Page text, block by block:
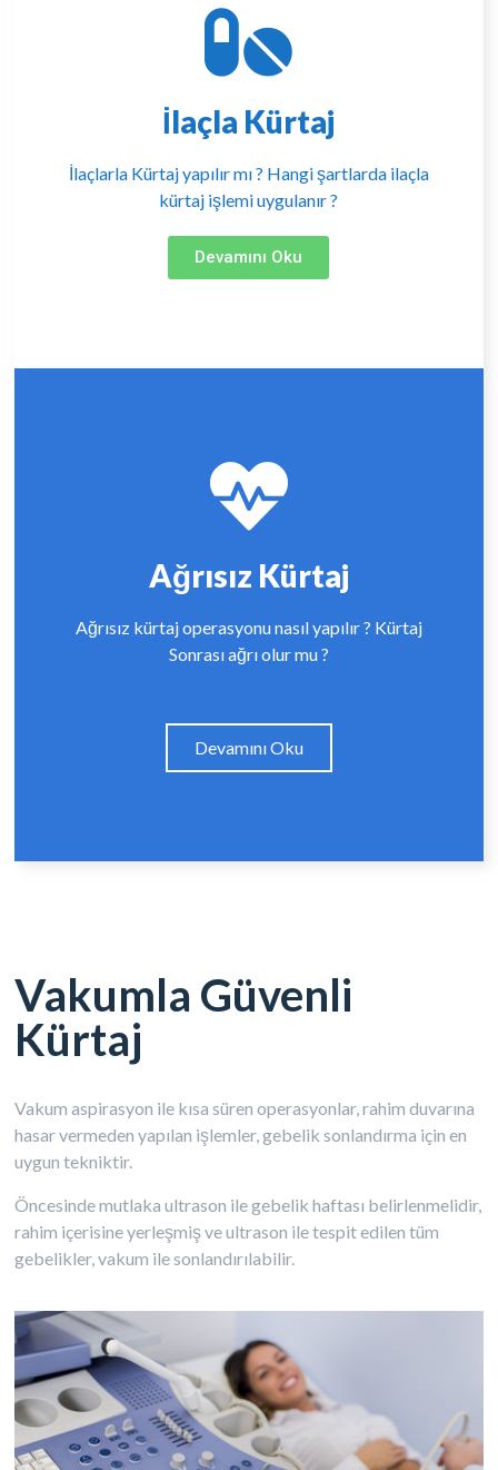
İlaçla Kürtaj
İlaçlarla Kürtaj yapılır mı ? Hangi şartlarda ilaçla
kürtaj işlemi uygulanır ?
Devamını Oku
Ağrısız Kürtaj
Ağrısız kürtaj operasyonu nasıl yapılır ? Kürtaj
Sonrası ağrı olur mu ?
Devamını Oku
Vakumla Güvenli
Kürtaj
Vakum aspirasyon ile kısa süren operasyonlar, rahim duvarına
hasar vermeden yapılan işlemler, gebelik sonlandırma için en
uygun tekniktir.
Öncesinde mutlaka ultrason ile gebelik haftası belirlenmelidir,
rahim içerisine yerleşmiş ve ultrason ile tespit edilen tüm
gebelikler, vakum ile sonlandırılabilir.